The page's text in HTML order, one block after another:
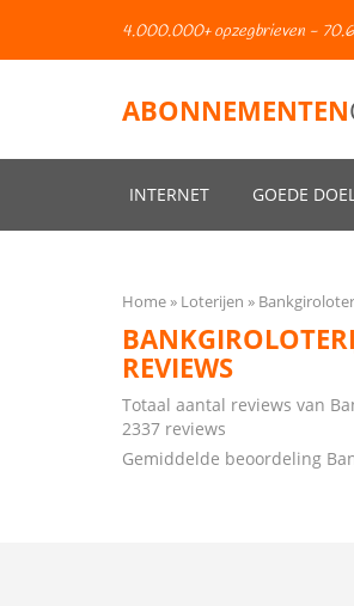
4.000.000+ opzegbrieven -
ABONNEMENTEN
INTERNET GOEDE
Home Loterijen
REVIEWS
Totaal aantal reviews van
2337 reviews
Gemiddelde beoordeling